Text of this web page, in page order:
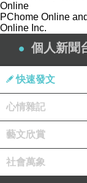
Online
PChome Online
Online Inc.
個人新聞
快速發文
心情雜記
藝文欣賞
社會萬象